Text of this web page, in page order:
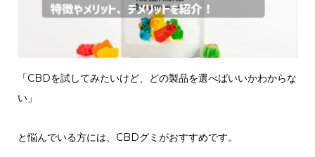
「CBDを試してみたいけど、どの製品を選べばいいかわからな
い」
と悩んでいる方には、CBDグミがおすすめです。